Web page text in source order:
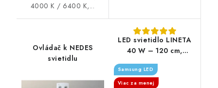
4000 K / 6400 K,...
Ovládač k NEDES
svietidlu
LED svietidlo LINETA
40 W – 120 cm,
Samsung čip (závesné
alebo prisadené)
Samsung LED
Viac za menej